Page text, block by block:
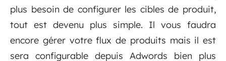
plus besoin de configurer les cibles de produit,
tout est devenu plus simple. Il vous faudra
encore gérer votre flux de produits mais il est
sera configurable depuis Adwords bien plus